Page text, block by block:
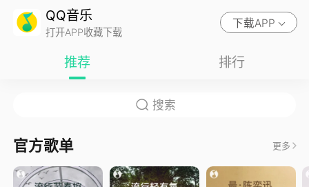
QQ音乐
打开APP收藏下载
下载APP
推荐 排行
官方歌单 更多